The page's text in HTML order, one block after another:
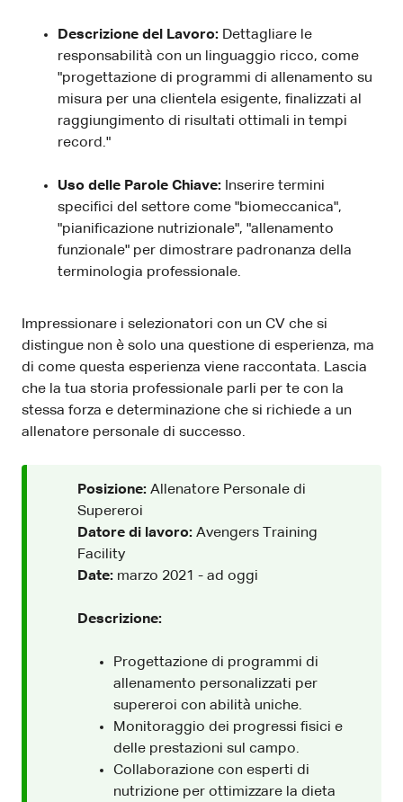
Descrizione del Lavoro: Dettagliare le
responsabilità con un linguaggio ricco, come
"progettazione di programmi di allenamento su
misura per una clientela esigente, finalizzati al
raggiungimento di risultati ottimali in tempi
record."
Uso delle Parole Chiave: Inserire termini
specifici del settore come "biomeccanica",
"pianificazione nutrizionale", "allenamento
funzionale" per dimostrare padronanza della
terminologia professionale.
Impressionare i selezionatori con un CV che si
distingue non è solo una questione di esperienza, ma
di come questa esperienza viene raccontata. Lascia
che la tua storia professionale parli per te con la
stessa forza e determinazione che si richiede a un
allenatore personale di successo.
Posizione: Allenatore Personale di
Supereroi
Datore di lavoro: Avengers Training
Facility
Date: marzo 2021 - ad oggi
Descrizione:
Progettazione di programmi di
allenamento personalizzati per
supereroi con abilità uniche.
Monitoraggio dei progressi fisici e
delle prestazioni sul campo.
Collaborazione con esperti di
nutrizione per ottimizzare la dieta